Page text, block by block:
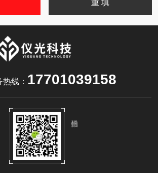
热线： 17701039158